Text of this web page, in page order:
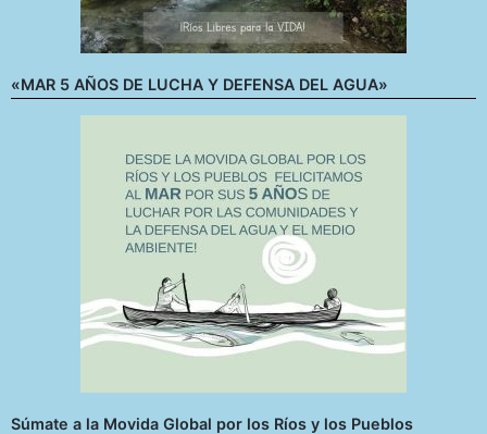
«MAR 5 AÑOS DE LUCHA Y DEFENSA DEL AGUA»
Súmate a la Movida Global por los Ríos y los Pueblos